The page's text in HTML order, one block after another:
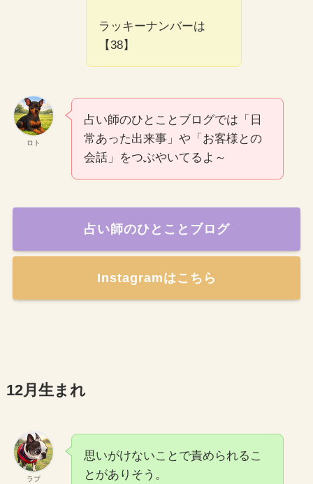
ラッキーナンバーは
【38】
ロト
占い師のひとことブログでは「日
常あった出来事」や「お客様との
会話」をつぶやいてるよ～
占い師のひとことブログ
Instagramはこちら
12月生まれ
ラブ
思いがけないことで責められるこ
とがありそう。